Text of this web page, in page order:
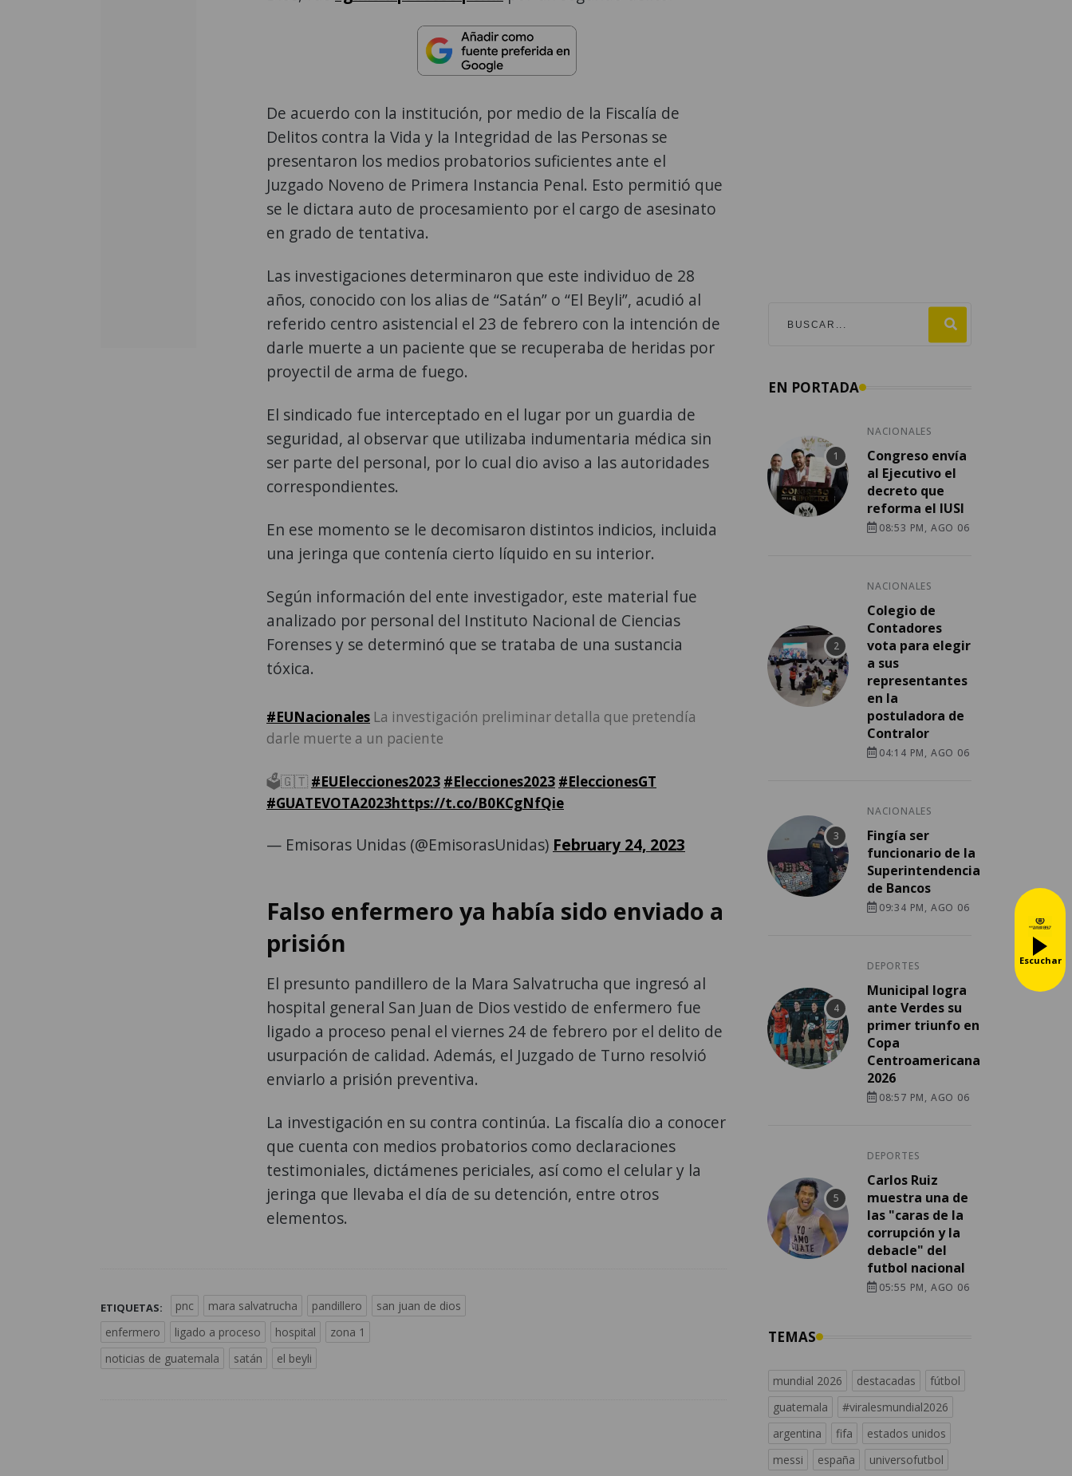
De acuerdo con la institución, por medio de la Fiscalía de
Delitos contra la Vida y la Integridad de las Personas se
presentaron los medios probatorios suficientes ante el
Juzgado Noveno de Primera Instancia Penal. Esto permitió que
se le dictara auto de procesamiento por el cargo de asesinato
en grado de tentativa.
Las investigaciones determinaron que este individuo de 28
años, conocido con los alias de “Satán” o “El Beyli”, acudió al
referido centro asistencial el 23 de febrero con la intención de
darle muerte a un paciente que se recuperaba de heridas por
proyectil de arma de fuego.
El sindicado fue interceptado en el lugar por un guardia de
seguridad, al observar que utilizaba indumentaria médica sin
ser parte del personal, por lo cual dio aviso a las autoridades
correspondientes.
En ese momento se le decomisaron distintos indicios, incluida
una jeringa que contenía cierto líquido en su interior.
Según información del ente investigador, este material fue
analizado por personal del Instituto Nacional de Ciencias
Forenses y se determinó que se trataba de una sustancia
tóxica.
#EUNacionales La investigación preliminar detalla que pretendía
darle muerte a un paciente
🗳️🇬🇹 #EUElecciones2023 #Elecciones2023 #EleccionesGT
#GUATEVOTA2023https://t.co/B0KCgNfQie
— Emisoras Unidas (@EmisorasUnidas) February 24, 2023
Falso enfermero ya había sido enviado a
prisión
El presunto pandillero de la Mara Salvatrucha que ingresó al
hospital general San Juan de Dios vestido de enfermero fue
ligado a proceso penal el viernes 24 de febrero por el delito de
usurpación de calidad. Además, el Juzgado de Turno resolvió
enviarlo a prisión preventiva.
La investigación en su contra continúa. La fiscalía dio a conocer
que cuenta con medios probatorios como declaraciones
testimoniales, dictámenes periciales, así como el celular y la
jeringa que llevaba el día de su detención, entre otros
elementos.
ETIQUETAS: pnc mara salvatrucha pandillero
san juan de dios
enfermero
ligado a proceso hospital
zona 1
noticias de guatemala
satán el beyli
EN PORTADA
NACIONALES
Congreso envía
al Ejecutivo el
decreto que
reforma el IUSI
08:53 PM, AGO 06
NACIONALES
Colegio de
Contadores
vota para elegir
a sus
representantes
en la
postuladora de
Contralor
04:14 PM, AGO 06
NACIONALES
Fingía ser
funcionario de la
Superintendencia
de Bancos
09:34 PM, AGO 06
DEPORTES
Municipal logra
ante Verdes su
primer triunfo en
Copa
Centroamericana
2026
08:57 PM, AGO 06
DEPORTES
Carlos Ruiz
muestra una de
las "caras de la
corrupción y la
debacle" del
futbol nacional
05:55 PM, AGO 06
TEMAS
mundial 2026 destacadas
fútbol
guatemala
#viralesmundial2026
argentina
fifa
estados unidos
messi
españa universofutbol
Escuchar